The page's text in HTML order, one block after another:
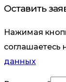
Оставить
Нажимая
соглашаетесь
данных